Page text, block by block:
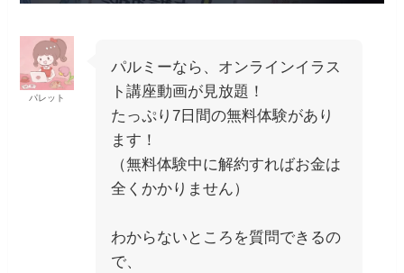
パレット
パルミーなら、オンラインイラス
ト講座動画が見放題！
たっぷり7日間の無料体験があり
ます！
（無料体験中に解約すればお金は
全くかかりません）
わからないところを質問できるの
で、